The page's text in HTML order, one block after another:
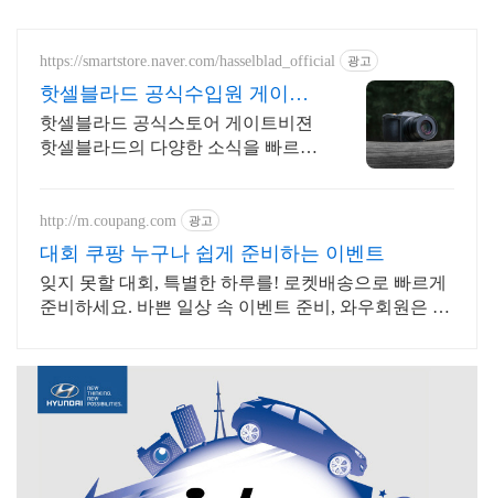
https://smartstore.naver.com/hasselblad_official 광고
핫셀블라드 공식수입원 게이트
비젼
핫셀블라드 공식스토어 게이트비젼
핫셀블라드의 다양한 소식을 빠르게
http://m.coupang.com 광고
대회 쿠팡 누구나 쉽게 준비하는 이벤트
잊지 못할 대회, 특별한 하루를! 로켓배송으로 빠르게
준비하세요. 바쁜 일상 속 이벤트 준비, 와우회원은 로